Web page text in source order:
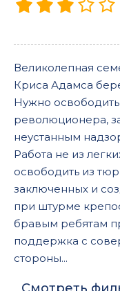
Великолепная
Криса Адамса
Нужно
революционера,
неустанным
Работа не из
освободить из
заключенных и
при штурме
бравым ребятам
поддержка с
стороны...
Смотреть